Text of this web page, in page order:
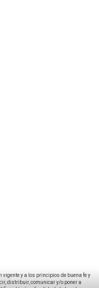
y a los principios de buena fe y
distribuir, comunicar y/o poner a